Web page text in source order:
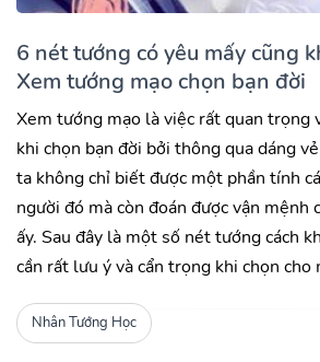
6 nét tướng có yêu mấy cũng
Xem tướng mạo chọn bạn đời
Xem tướng mạo là việc rất quan trọng
khi chọn bạn đời bởi thông qua dáng
ta không chỉ biết được một phần tính
người đó mà còn đoán được vận mệnh
ấy. Sau đây là một số nét tướng cách
cần rất lưu ý và cẩn trọng khi chọn cho
Nhân Tướng Học